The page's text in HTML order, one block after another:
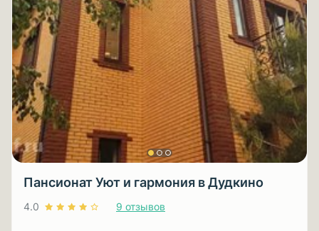
Пансионат Уют и гармония в Дудкино
4.0 9 отзывов